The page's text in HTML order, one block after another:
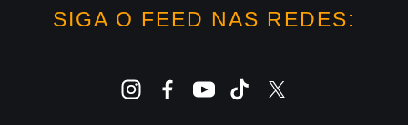
SIGA O FEED NAS REDES: